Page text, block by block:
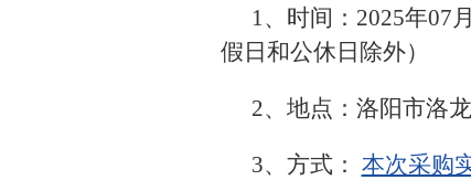
1、时间：2025年07
假日和公休日除外）
2、地点：洛阳市洛
3、方式： 本次采购